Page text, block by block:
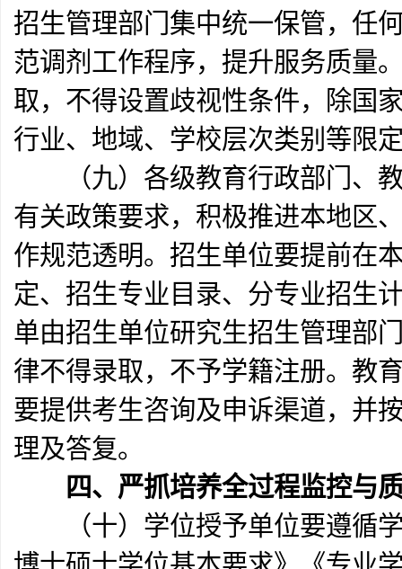
招生管理部门集中统一保管，任
范调剂工作程序，提升服务质量
取，不得设置歧视性条件，除国
行业、地域、学校层次类别等限
（九）各级教育行政部门、教
有关政策要求，积极推进本地区
作规范透明。招生单位要提前在
定、招生专业目录、分专业招生
单由招生单位研究生招生管理部
律不得录取，不予学籍注册。教
要提供考生咨询及申诉渠道，并
理及答复。
四、严抓培养全过程监控与
（十）学位授予单位要遵循学